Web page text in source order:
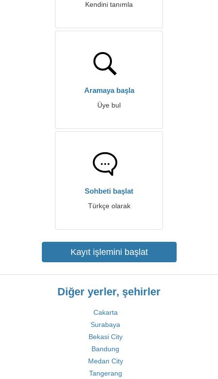
Kendini tanımla
Aramaya başla
Üye bul
Sohbeti başlat
Türkçe olarak
Kayıt işlemini başlat
Diğer yerler, şehirler
Cakarta
Surabaya
Bekasi City
Bandung
Medan City
Tangerang